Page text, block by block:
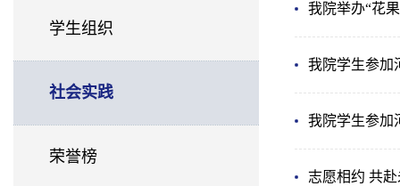
学生组织
社会实践
荣誉榜
我院举办“花
我院学生参加
我院学生参加
志愿相约 共